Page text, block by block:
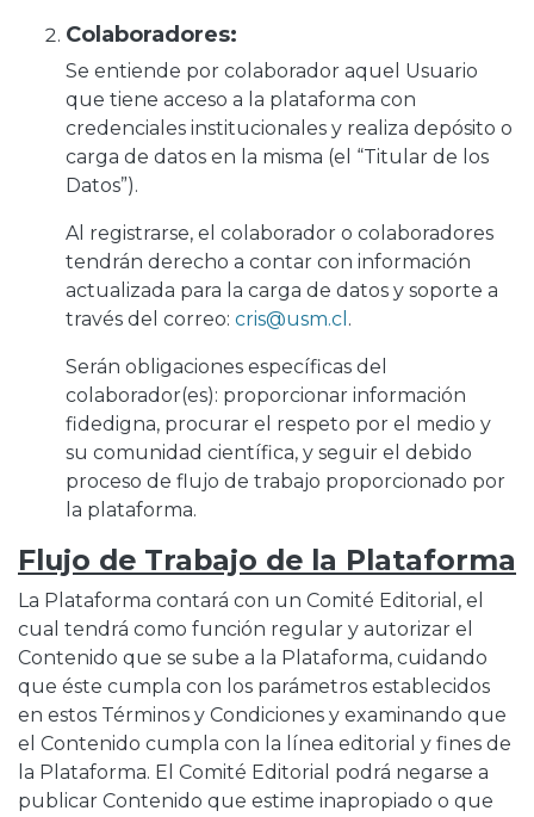
Colaboradores:
Se entiende por colaborador aquel Usuario
que tiene acceso a la plataforma con
credenciales institucionales y realiza depósito o
carga de datos en la misma (el “Titular de los
Datos”).
Al registrarse, el colaborador o colaboradores
tendrán derecho a contar con información
actualizada para la carga de datos y soporte a
través del correo: cris@usm.cl .
Serán obligaciones específicas del
colaborador(es): proporcionar información
fidedigna, procurar el respeto por el medio y
su comunidad científica, y seguir el debido
proceso de flujo de trabajo proporcionado por
la plataforma.
Flujo de Trabajo de la Plataforma
La Plataforma contará con un Comité Editorial, el
cual tendrá como función regular y autorizar el
Contenido que se sube a la Plataforma, cuidando
que éste cumpla con los parámetros establecidos
en estos Términos y Condiciones y examinando que
el Contenido cumpla con la línea editorial y fines de
la Plataforma. El Comité Editorial podrá negarse a
publicar Contenido que estime inapropiado o que